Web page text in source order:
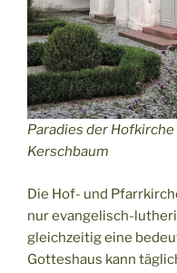
Paradies der
Kerschbaum
Die Hof- und
nur evangelisch-
gleichzeitig eine
Gotteshaus kann